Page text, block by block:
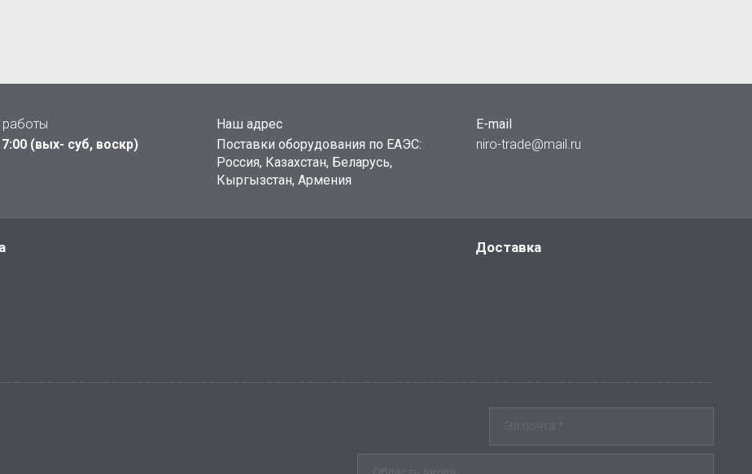
работы
(вых- суб, воскр)
Наш адрес
Поставки оборудования по ЕАЭС:
Россия, Казахстан, Беларусь,
Кыргызстан, Армения
E-mail
niro-trade@mail.ru
Доставка